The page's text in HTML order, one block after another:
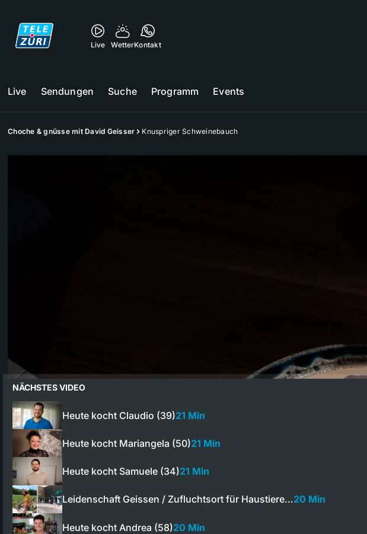
Live WetterKontakt
Live Sendungen Suche Programm Events
Choche & gnüsse mit David Geisser Knuspriger Schweinebauch
NÄCHSTES VIDEO
Heute kocht Claudio (39)21 Min
Heute kocht Mariangela (50)21 Min
Heute kocht Samuele (34)21 Min
Leidenschaft Geissen / Zufluchtsort für Haustiere…20 Min
Heute kocht Andrea (58)20 Min